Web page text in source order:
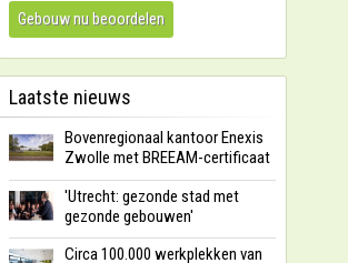
Gebouw nu beoordelen
Laatste nieuws
Bovenregionaal kantoor Enexis
Zwolle met BREEAM-certificaat
'Utrecht: gezonde stad met
gezonde gebouwen'
Circa 100.000 werkplekken van